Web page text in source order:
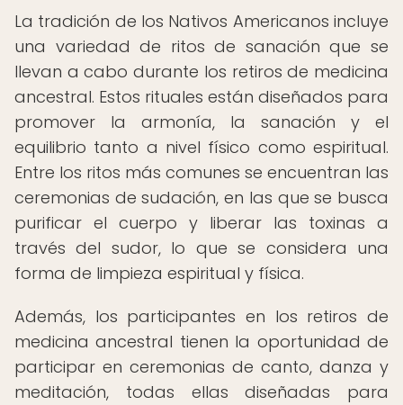
La tradición de los Nativos Americanos incluye
una variedad de ritos de sanación que se
llevan a cabo durante los retiros de medicina
ancestral. Estos rituales están diseñados para
promover la armonía, la sanación y el
equilibrio tanto a nivel físico como espiritual.
Entre los ritos más comunes se encuentran las
ceremonias de sudación, en las que se busca
purificar el cuerpo y liberar las toxinas a
través del sudor, lo que se considera una
forma de limpieza espiritual y física.
Además, los participantes en los retiros de
medicina ancestral tienen la oportunidad de
participar en ceremonias de canto, danza y
meditación, todas ellas diseñadas para